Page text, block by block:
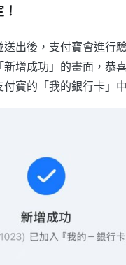
送出後，支付寶會進行
增成功」的畫面，恭
寶的「我的銀行卡」